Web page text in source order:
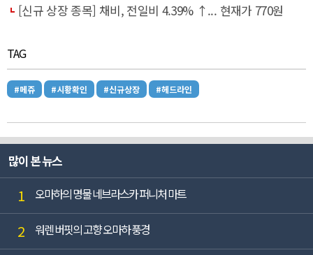
[신규 상장 종목] 채비, 전일비 4.39% ↑... 현재가 770원
TAG
#메쥬 #시황확인 #신규상장 #헤드라인
많이 본 뉴스
1 오마하의 명물 네브라스카 퍼니처 마트
2 워렌 버핏의 고향 오마하 풍경